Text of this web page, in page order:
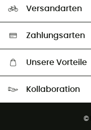
Unsere Botschafter
Auswahl an nachhaltigen
Versandarten
Zahlungsarten
Unsere Vorteile
Kollaboration
©